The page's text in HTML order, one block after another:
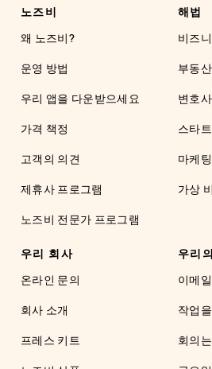
노즈비
왜 노즈비?
운영 방법
우리 앱을 다운받으세요
가격 책정
고객의 의견
제휴사 프로그램
노즈비 전문가 프로그램
해법
비즈
부동산
변호사
스타
마케팅
가상
우리 회사
온라인 문의
회사 소개
프레스 키트
우리
이메
작업
회의